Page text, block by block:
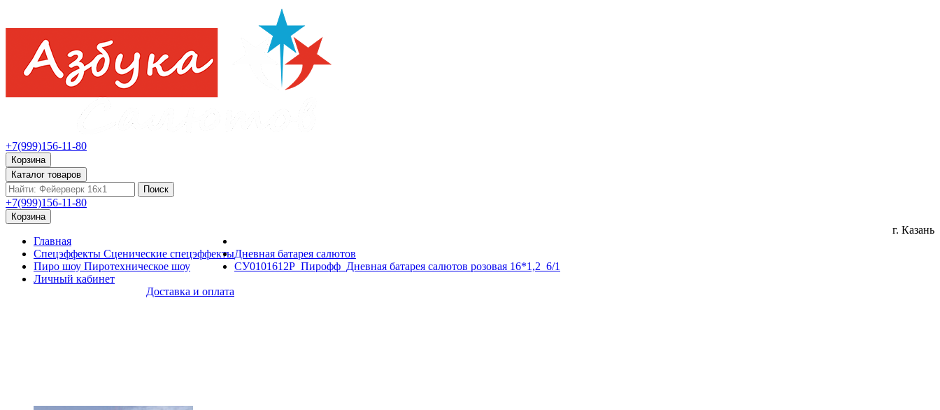
+7(999)156-11-80
Корзина
Каталог товаров
Поиск
+7(999)156-11-80
Корзина
Главная
Спецэффекты Сценические спецэффекты
Пиро шоу Пиротехническое шоу
Личный кабинет
Доставка и оплата
г. Казань
Дневная батарея салютов
СУ0101612P_Пирофф_Дневная батарея салютов розовая 16*1,2_6/1